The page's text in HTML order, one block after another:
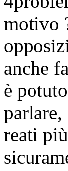
motivo
anche
è
reati